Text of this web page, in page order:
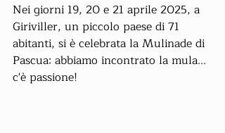
Nei giorni 19, 20 e 21 aprile 2025, a
Giriviller, un piccolo paese di 71
abitanti, si è celebrata la Mulinade di
Pascua: abbiamo incontrato la mula...
c'è passione!